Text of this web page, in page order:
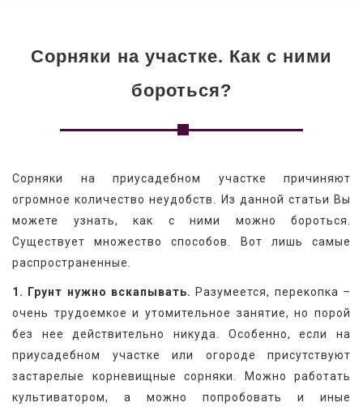
Сорняки на участке. Как с ними
бороться?
Сорняки на приусадебном участке причиняют
огромное количество неудобств. Из данной статьи Вы
можете узнать, как с ними можно бороться.
Существует множество способов. Вот лишь самые
распространенные.
1. Грунт нужно вскапывать. Разумеется, перекопка –
очень трудоемкое и утомительное занятие, но порой
без нее действительно никуда. Особенно, если на
приусадебном участке или огороде присутствуют
застарелые корневищные сорняки. Можно работать
культиватором, а можно попробовать и иные